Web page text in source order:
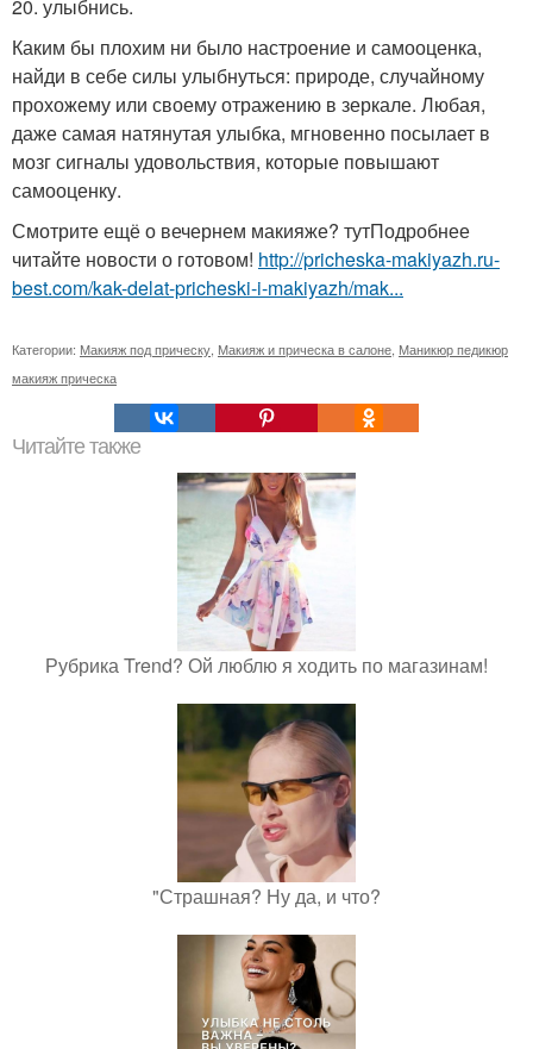
20. улыбнись.
Каким бы плохим ни было настроение и самооценка,
найди в себе силы улыбнуться: природе, случайному
прохожему или своему отражению в зеркале. Любая,
даже самая натянутая улыбка, мгновенно посылает в
мозг сигналы удовольствия, которые повышают
самооценку.
Смотрите ещё о вечернем макияже? тутПодробнее
читайте новости о готовом! http://pricheska-makiyazh.ru-
best.com/kak-delat-pricheski-i-makiyazh/mak...
Категории: Макияж под прическу Макияж и прическа в салоне Маникюр педикюр
макияж прическа
Читайте также
Рубрика Trend? Ой люблю я ходить по магазинам!
"Страшная? Ну да, и что?